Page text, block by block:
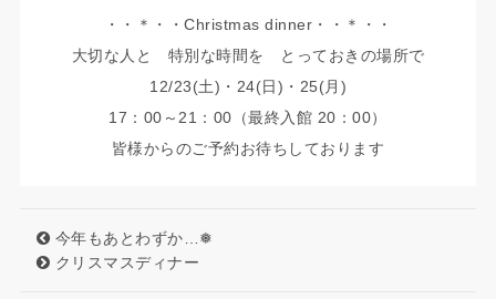
・・＊・・Christmas dinner・・＊・・
大切な人と 特別な時間を とっておきの場所で
12/23(土)・24(日)・25(月)
17：00～21：00（最終入館 20：00）
皆様からのご予約お待ちしております
今年もあとわずか…❅
クリスマスディナー